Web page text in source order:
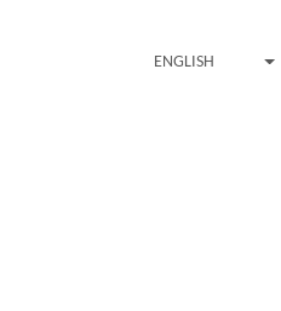
ENGLISH